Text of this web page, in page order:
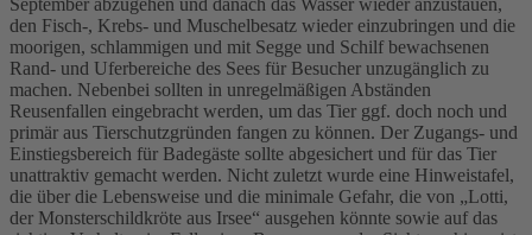
den Fisch-, Krebs- und Muschelbesatz wieder einzubringen und die
moorigen, schlammigen und mit Segge und Schilf bewachsenen
Rand- und Uferbereiche des Sees für Besucher unzugänglich zu
machen. Nebenbei sollten in unregelmäßigen Abständen
Reusenfallen eingebracht werden, um das Tier ggf. doch noch und
primär aus Tierschutzgründen fangen zu können. Der Zugangs- und
Einstiegsbereich für Badegäste sollte abgesichert und für das Tier
unattraktiv gemacht werden. Nicht zuletzt wurde eine Hinweistafel,
die über die Lebensweise und die minimale Gefahr, die von „Lotti,
der Monsterschildkröte aus Irsee“ ausgehen könnte sowie auf das